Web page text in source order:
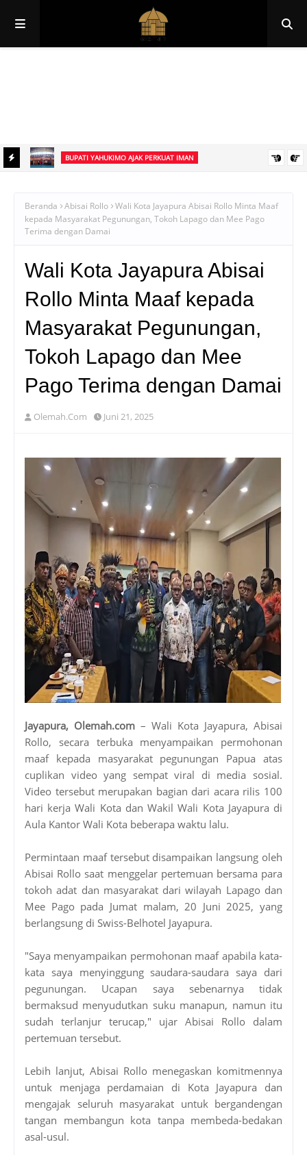
BUPATI YAHUKIMO AJAK PERKUAT IMAN
Beranda Abisai Rollo Wali Kota Jayapura Abisai Rollo Minta Maaf
kepada Masyarakat Pegunungan, Tokoh Lapago dan Mee Pago
Terima dengan Damai
Wali Kota Jayapura Abisai
Rollo Minta Maaf kepada
Masyarakat Pegunungan,
Tokoh Lapago dan Mee
Pago Terima dengan Damai
Olemah.Com Juni 21, 2025
Jayapura, Olemah.com – Wali Kota Jayapura, Abisai
Rollo, secara terbuka menyampaikan permohonan
maaf kepada masyarakat pegunungan Papua atas
cuplikan video yang sempat viral di media sosial.
Video tersebut merupakan bagian dari acara rilis 100
hari kerja Wali Kota dan Wakil Wali Kota Jayapura di
Aula Kantor Wali Kota beberapa waktu lalu.
Permintaan maaf tersebut disampaikan langsung oleh
Abisai Rollo saat menggelar pertemuan bersama para
tokoh adat dan masyarakat dari wilayah Lapago dan
Mee Pago pada Jumat malam, 20 Juni 2025, yang
berlangsung di Swiss-Belhotel Jayapura.
"Saya menyampaikan permohonan maaf apabila kata-
kata saya menyinggung saudara-saudara saya dari
pegunungan. Ucapan saya sebenarnya tidak
bermaksud menyudutkan suku manapun, namun itu
sudah terlanjur terucap," ujar Abisai Rollo dalam
pertemuan tersebut.
Lebih lanjut, Abisai Rollo menegaskan komitmennya
untuk menjaga perdamaian di Kota Jayapura dan
mengajak seluruh masyarakat untuk bergandengan
tangan membangun kota tanpa membeda-bedakan
asal-usul.